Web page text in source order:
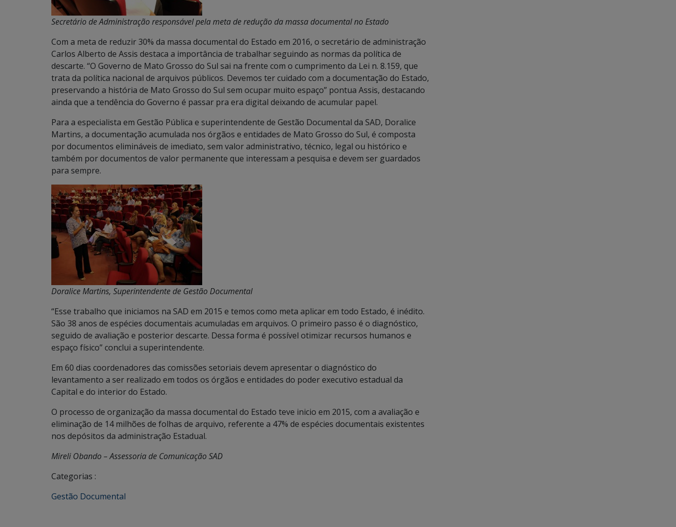
Secretário de Administração responsável pela meta de redução da massa documental no Estado
Com a meta de reduzir 30% da massa documental do Estado em 2016, o secretário de administração
Carlos Alberto de Assis destaca a importância de trabalhar seguindo as normas da política de
descarte. “O Governo de Mato Grosso do Sul sai na frente com o cumprimento da Lei n. 8.159, que
trata da política nacional de arquivos públicos. Devemos ter cuidado com a documentação do Estado,
preservando a história de Mato Grosso do Sul sem ocupar muito espaço” pontua Assis, destacando
ainda que a tendência do Governo é passar pra era digital deixando de acumular papel.
Para a especialista em Gestão Pública e superintendente de Gestão Documental da SAD, Doralice
Martins, a documentação acumulada nos órgãos e entidades de Mato Grosso do Sul, é composta
por documentos elimináveis de imediato, sem valor administrativo, técnico, legal ou histórico e
também por documentos de valor permanente que interessam a pesquisa e devem ser guardados
para sempre.
Doralice Martins, Superintendente de Gestão Documental
“Esse trabalho que iniciamos na SAD em 2015 e temos como meta aplicar em todo Estado, é inédito.
São 38 anos de espécies documentais acumuladas em arquivos. O primeiro passo é o diagnóstico,
seguido de avaliação e posterior descarte. Dessa forma é possível otimizar recursos humanos e
espaço físico” conclui a superintendente.
Em 60 dias coordenadores das comissões setoriais devem apresentar o diagnóstico do
levantamento a ser realizado em todos os órgãos e entidades do poder executivo estadual da
Capital e do interior do Estado.
O processo de organização da massa documental do Estado teve inicio em 2015, com a avaliação e
eliminação de 14 milhões de folhas de arquivo, referente a 47% de espécies documentais existentes
nos depósitos da administração Estadual.
Mireli Obando – Assessoria de Comunicação SAD
Categorias :
Gestão Documental